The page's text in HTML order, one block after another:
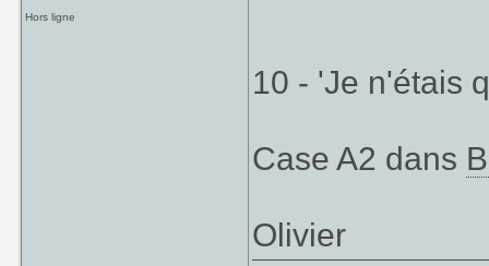
Hors ligne
10 - 'Je n'étais
Case A2 dans
Olivier